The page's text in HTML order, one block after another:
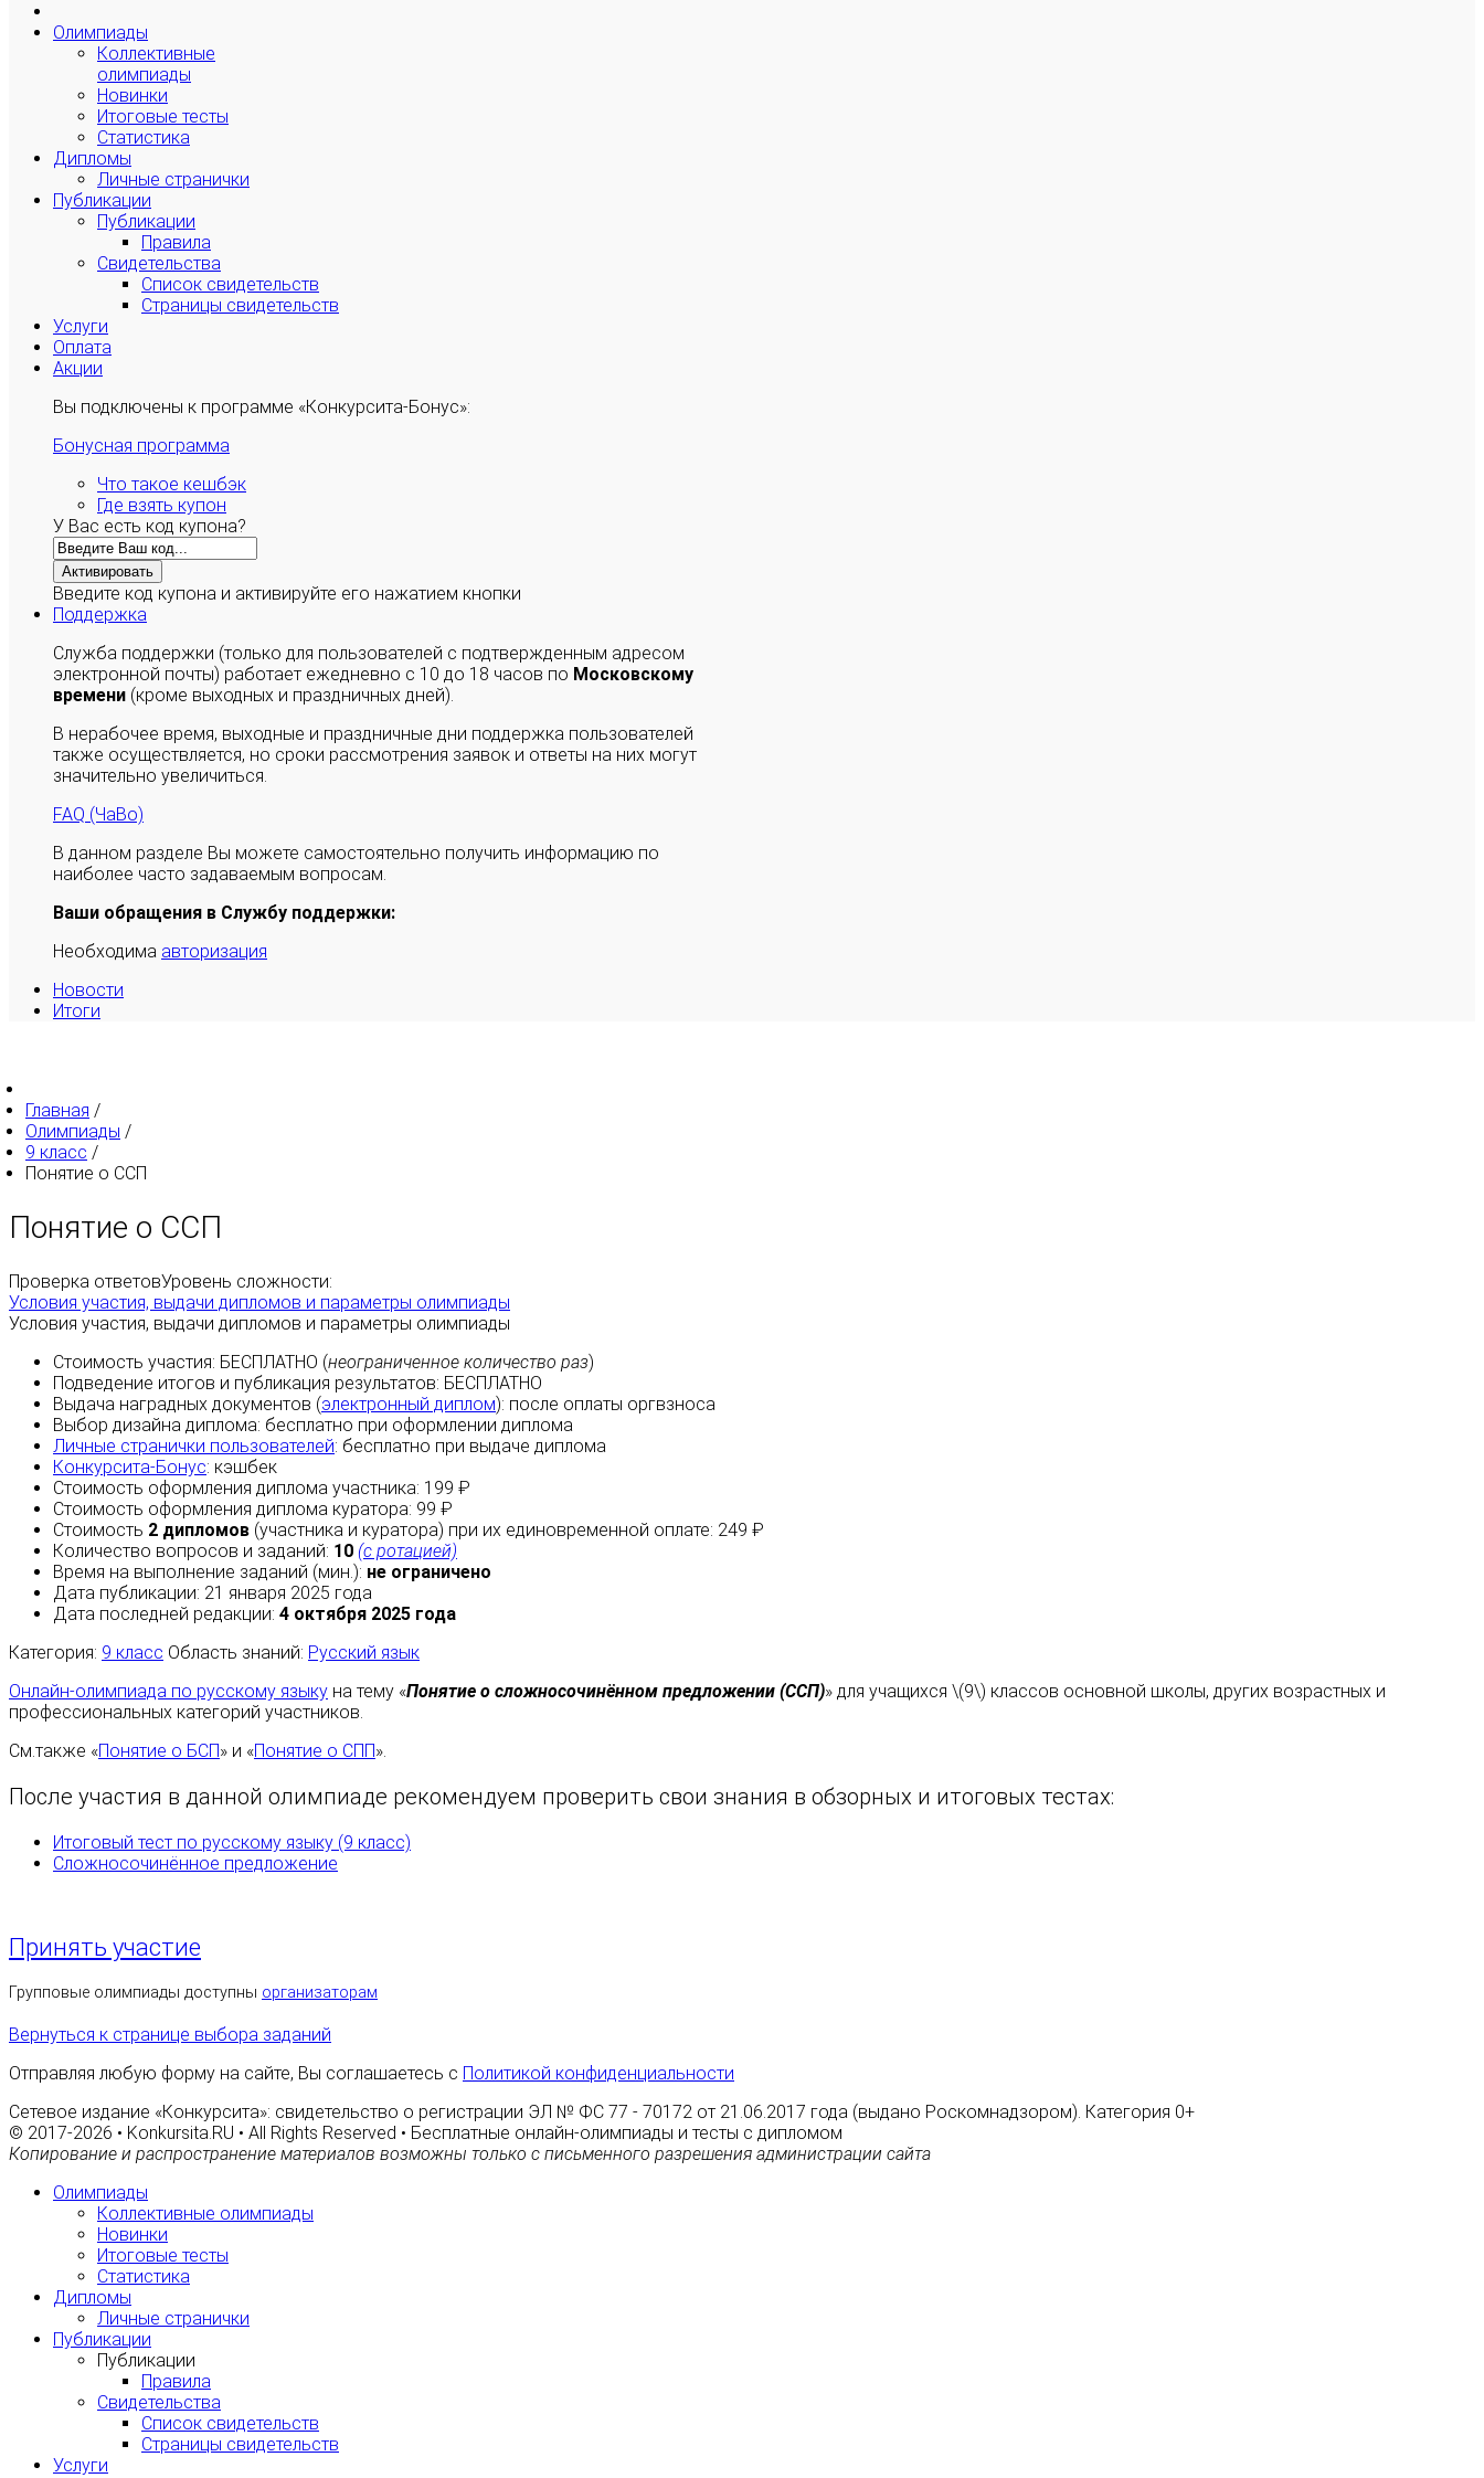
Олимпиады
Коллективные
олимпиады
Новинки
Итоговые тесты
Статистика
Дипломы
Личные странички
Публикации
Публикации
Правила
Свидетельства
Список свидетельств
Страницы свидетельств
Услуги
Оплата
Акции
Вы подключены к программе «Конкурсита-Бонус»:
Бонусная программа
Что такое кешбэк
Где взять купон
У Вас есть код купона?
Активировать
Введите код купона и активируйте его нажатием кнопки
Поддержка
Служба поддержки (только для пользователей с подтвержденным адресом
электронной почты) работает ежедневно с 10 до 18 часов по Московскому
времени (кроме выходных и праздничных дней).
В нерабочее время, выходные и праздничные дни поддержка пользователей
также осуществляется, но сроки рассмотрения заявок и ответы на них могут
значительно увеличиться.
FAQ (ЧаВо)
В данном разделе Вы можете самостоятельно получить информацию по
наиболее часто задаваемым вопросам.
Ваши обращения в Службу поддержки:
Необходима авторизация
Новости
Итоги
Главная /
Олимпиады /
9 класс /
Понятие о ССП
Понятие о ССП
Проверка ответовУровень сложности:
Условия участия, выдачи дипломов и параметры олимпиады
Условия участия, выдачи дипломов и параметры олимпиады
Стоимость участия: БЕСПЛАТНО (неограниченное количество раз)
Подведение итогов и публикация результатов: БЕСПЛАТНО
Выдача наградных документов (электронный диплом): после оплаты оргвзноса
Выбор дизайна диплома: бесплатно при оформлении диплома
Личные странички пользователей: бесплатно при выдаче диплома
Конкурсита-Бонус: кэшбек
Стоимость оформления диплома участника: 199 ₽
Стоимость оформления диплома куратора: 99 ₽
Стоимость 2 дипломов (участника и куратора) при их единовременной оплате: 249 ₽
Количество вопросов и заданий: 10 (с ротацией)
Время на выполнение заданий (мин.): не ограничено
Дата публикации: 21 января 2025 года
Дата последней редакции: 4 октября 2025 года
Категория: 9 класс Область знаний: Русский язык
Онлайн-олимпиада по русскому языку на тему «Понятие о сложносочинённом предложении (ССП)» для учащихся \(9\) классов основной школы, других возрастных и
профессиональных категорий участников.
См.также «Понятие о БСП» и «Понятие о СПП».
После участия в данной олимпиаде рекомендуем проверить свои знания в обзорных и итоговых тестах:
Итоговый тест по русскому языку (9 класс)
Сложносочинённое предложение
Принять участие
Групповые олимпиады доступны организаторам
Вернуться к странице выбора заданий
Отправляя любую форму на сайте, Вы соглашаетесь с Политикой конфиденциальности
Сетевое издание «Конкурсита»: свидетельство о регистрации ЭЛ № ФС 77 - 70172 от 21.06.2017 года (выдано Роскомнадзором). Категория 0+
© 2017-2026 • Konkursita.RU • All Rights Reserved • Бесплатные онлайн-олимпиады и тесты с дипломом
Копирование и распространение материалов возможны только с письменного разрешения администрации сайта
Олимпиады
Коллективные олимпиады
Новинки
Итоговые тесты
Статистика
Дипломы
Личные странички
Публикации
Публикации
Правила
Свидетельства
Список свидетельств
Страницы свидетельств
Услуги